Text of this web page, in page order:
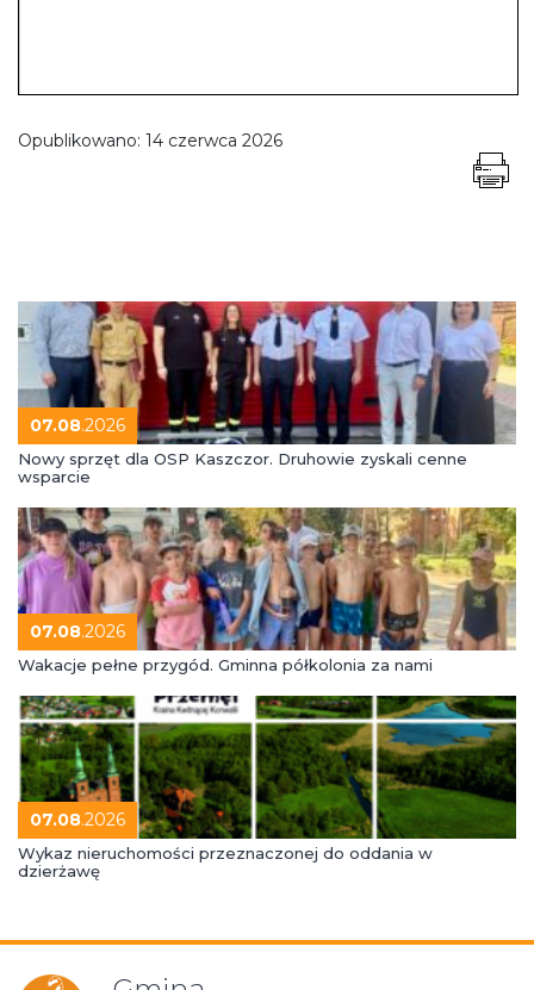
Opublikowano: 14 czerwca 2026
07.08.2026
Nowy sprzęt dla OSP Kaszczor. Druhowie zyskali cenne
wsparcie
07.08.2026
Wakacje pełne przygód. Gminna półkolonia za nami
07.08.2026
Wykaz nieruchomości przeznaczonej do oddania w
dzierżawę